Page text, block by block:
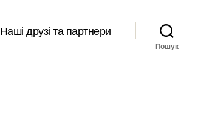
Наші друзі та партнери
Пошук